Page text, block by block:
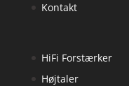
Kontakt
HiFi Forstærker
Højtaler